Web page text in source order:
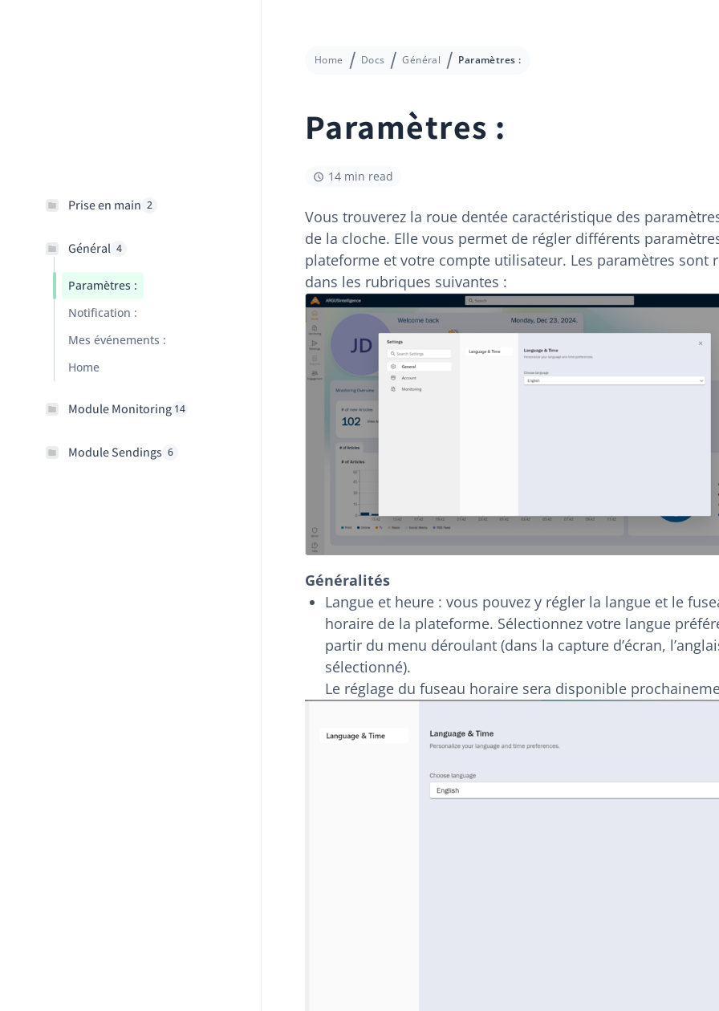
Prise en main 2
Général 4
Paramètres :
Notification :
Mes événements :
Home
Module Monitoring 14
Module Sendings 6
Home Docs Général Paramètres :
Paramètres :
14 min read
Vous trouverez la roue dentée caractéristique des
de la cloche. Elle vous permet de régler différents
plateforme et votre compte utilisateur. Les paramètres sont
dans les rubriques suivantes :
Généralités
Langue et heure : vous pouvez y régler la langue et le
horaire de la plateforme. Sélectionnez votre langue
partir du menu déroulant (dans la capture d’écran,
sélectionné).
Le réglage du fuseau horaire sera disponible